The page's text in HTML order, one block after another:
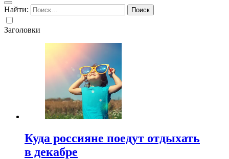
Найти:
Заголовки
Куда россияне поедут отдыхать
в декабре